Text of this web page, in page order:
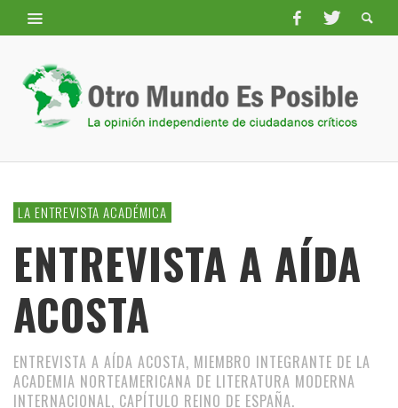
LA ENTREVISTA ACADÉMICA
ENTREVISTA A AÍDA
ACOSTA
ENTREVISTA A AÍDA ACOSTA, MIEMBRO INTEGRANTE DE LA
ACADEMIA NORTEAMERICANA DE LITERATURA MODERNA
INTERNACIONAL, CAPÍTULO REINO DE ESPAÑA.